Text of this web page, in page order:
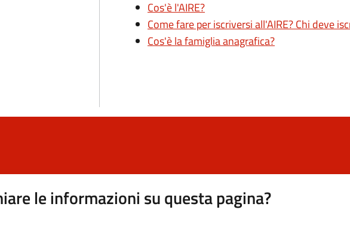
Cos'è l'AIRE?
Come fare per iscriversi all'AIRE? Chi deve
Cos'è la famiglia anagrafica?
le informazioni su questa pagina?